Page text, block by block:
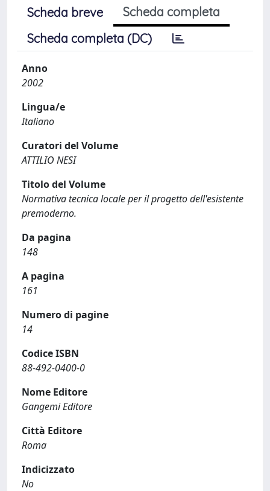
Scheda breve
Scheda completa
Scheda completa (DC)
Anno
2002
Lingua/e
Italiano
Curatori del Volume
ATTILIO NESI
Titolo del Volume
Normativa tecnica locale per il progetto dell'esistente
premoderno.
Da pagina
148
A pagina
161
Numero di pagine
14
Codice ISBN
88-492-0400-0
Nome Editore
Gangemi Editore
Città Editore
Roma
Indicizzato
No